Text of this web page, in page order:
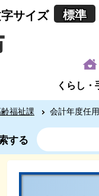
サイズ 標準
くらし・
福祉課 会計年度任
する